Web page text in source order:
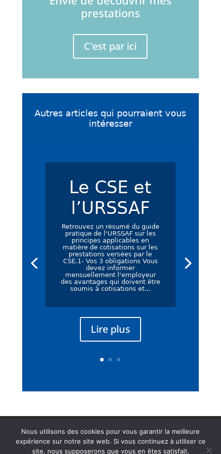
prestations
C'est par ici
Autres articles qui pourraient vous
intéresser
Le CSE et
l’URSSAF
Retrouvez un résumé du guide
pratique de l'URSSAF sur les
principes applicables en
matière de cotisations sur les
prestations versées par le
CSE.1- Vos 3 obligations Vous
devez informer
mensuellement l'employeur
des avantages qui doivent être
soumis à cotisations et...
Lire plus
Mentions légales
Politique de Confidentialité
CGU
Nous utilisons des cookies pour vous garantir la meilleure
expérience sur notre site web. Si vous continuez à utiliser ce
site, nous supposerons que vous en êtes satisfait.